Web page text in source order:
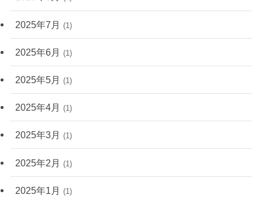
2025年7月 (1)
2025年6月 (1)
2025年5月 (1)
2025年4月 (1)
2025年3月 (1)
2025年2月 (1)
2025年1月 (1)